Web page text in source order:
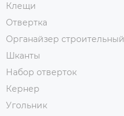
Клещи
Отвертка
Органайзер строительный
Шканты
Набор отверток
Кернер
Угольник